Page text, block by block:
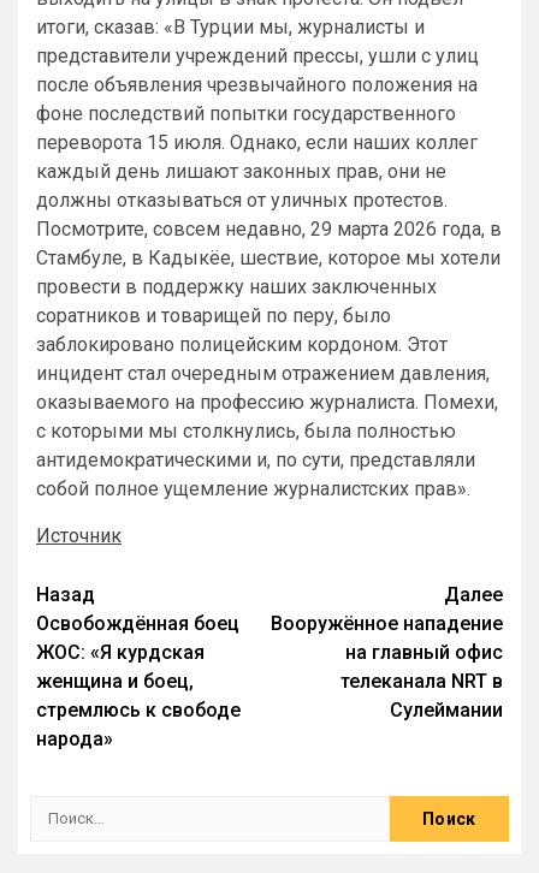
итоги, сказав: «В Турции мы, журналисты и
представители учреждений прессы, ушли с улиц
после объявления чрезвычайного положения на
фоне последствий попытки государственного
переворота 15 июля. Однако, если наших коллег
каждый день лишают законных прав, они не
должны отказываться от уличных протестов.
Посмотрите, совсем недавно, 29 марта 2026 года, в
Стамбуле, в Кадыкёе, шествие, которое мы хотели
провести в поддержку наших заключенных
соратников и товарищей по перу, было
заблокировано полицейским кордоном. Этот
инцидент стал очередным отражением давления,
оказываемого на профессию журналиста. Помехи,
с которыми мы столкнулись, была полностью
антидемократическими и, по сути, представляли
собой полное ущемление журналистских прав».
Источник
Назад
Освобождённая боец
ЖОС: «Я курдская
женщина и боец,
стремлюсь к свободе
народа»
Далее
Вооружённое нападение
на главный офис
телеканала NRT в
Сулеймании